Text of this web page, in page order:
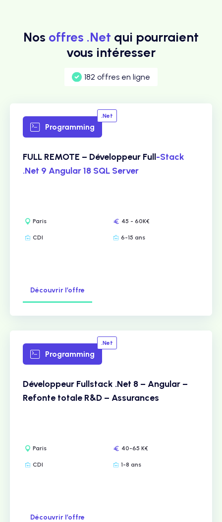
Nos offres .Net qui pourraient
vous intéresser
182 offres en ligne
Programming
.Net
FULL REMOTE – Développeur Full-Stack
.Net 9 Angular 18 SQL Server
Paris 45 - 60K€
CDI 6-15 ans
Découvrir l’offre
Programming
.Net
Développeur Fullstack .Net 8 – Angular –
Refonte totale R&D – Assurances
Paris 40-65 K€
CDI 1-8 ans
Découvrir l’offre